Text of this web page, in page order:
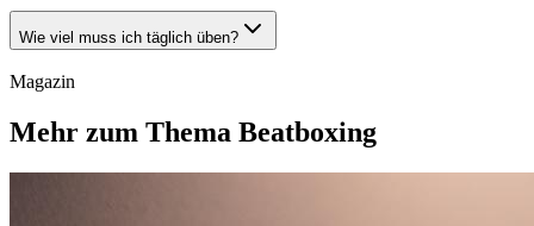
Wie viel muss ich täglich üben?
Magazin
Mehr zum Thema Beatboxing